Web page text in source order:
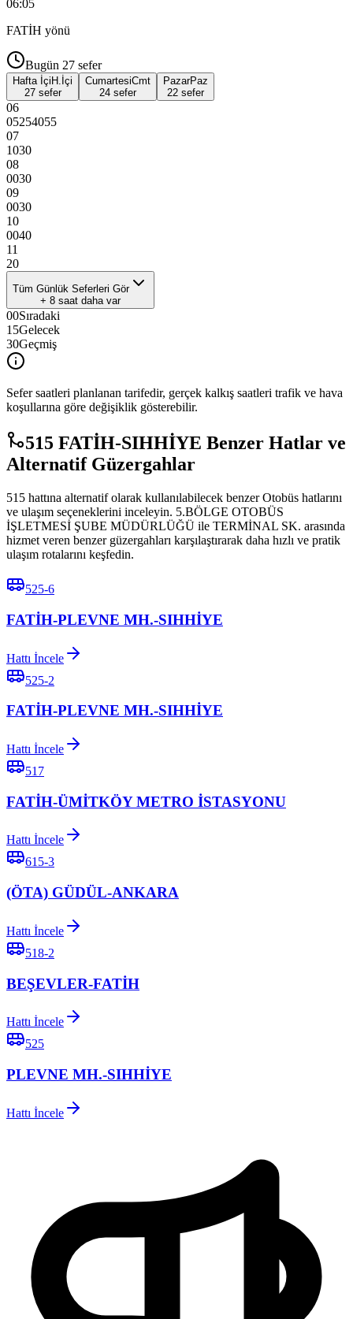
06:05
FATİH yönü
Bugün 27 sefer
Hafta İçi H.İçi
27 sefer
CumartesiCmt
24 sefer
PazarPaz
22 sefer
06
05254055
07
1030
08
0030
09
0030
10
0040
11
20
Tüm Günlük Seferleri Gör
+ 8 saat daha var
00Sıradaki
15Gelecek
30Geçmiş
Sefer saatleri planlanan tarifedir, gerçek kalkış saatleri trafik ve hava
koşullarına göre değişiklik gösterebilir.
515 FATİH-SIHHİYE Benzer Hatlar ve
Alternatif Güzergahlar
515 hattına alternatif olarak kullanılabilecek benzer Otobüs hatlarını
ve ulaşım seçeneklerini inceleyin. 5.BÖLGE OTOBÜS
İŞLETMESİ ŞUBE MÜDÜRLÜĞÜ ile TERMİNAL SK. arasında
hizmet veren benzer güzergahları karşılaştırarak daha hızlı ve pratik
ulaşım rotalarını keşfedin.
525-6
FATİH-PLEVNE MH.-SIHHİYE
Hattı İncele
525-2
FATİH-PLEVNE MH.-SIHHİYE
Hattı İncele
517
FATİH-ÜMİTKÖY METRO İSTASYONU
Hattı İncele
615-3
(ÖTA) GÜDÜL-ANKARA
Hattı İncele
518-2
BEŞEVLER-FATİH
Hattı İncele
525
PLEVNE MH.-SIHHİYE
Hattı İncele